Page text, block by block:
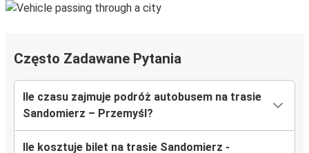
Często Zadawane Pytania
Ile czasu zajmuje podróż autobusem na trasie
Sandomierz – Przemyśl?
Ile kosztuje bilet na trasie Sandomierz -